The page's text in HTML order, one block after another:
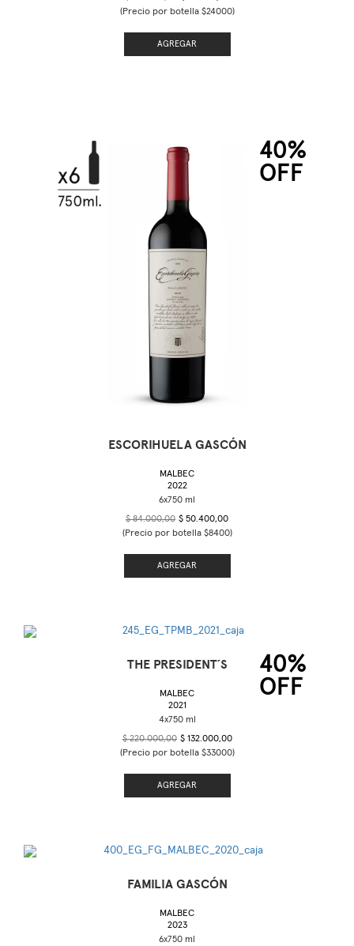
(Precio por botella $24000)
AGREGAR
40%
OFF
ESCORIHUELA GASCÓN
MALBEC
2022
$ 84.000,00 $ 50.400,00
(Precio por botella $8400)
AGREGAR
40%
OFF
THE PRESIDENT´S
MALBEC
2021
$ 220.000,00 $ 132.000,00
(Precio por botella $33000)
AGREGAR
FAMILIA GASCÓN
MALBEC
2023